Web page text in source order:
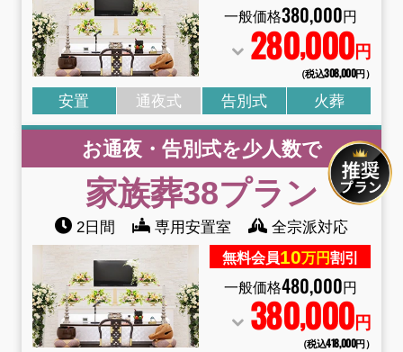
一般価格380,000円
280,000円
（税込308,000円）
安置 通夜式 告別式 火葬
お通夜・告別式を少人数で
家族葬38プラン
2日間 専用安置室 全宗派対応
無料会員10万円割引
一般価格480,000円
380,000円
（税込418,000円）